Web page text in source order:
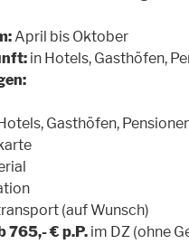
April bis Oktober
in Hotels, Gasthöfen,
Gasthöfen,
(auf Wunsch)
765,- € p.P.im DZ (ohne